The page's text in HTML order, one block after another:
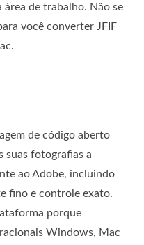
de trabalho. Não se
você converter JFIF
de código aberto
suas fotografias a
ao Adobe, incluindo
fino e controle exato.
porque
Windows, Mac